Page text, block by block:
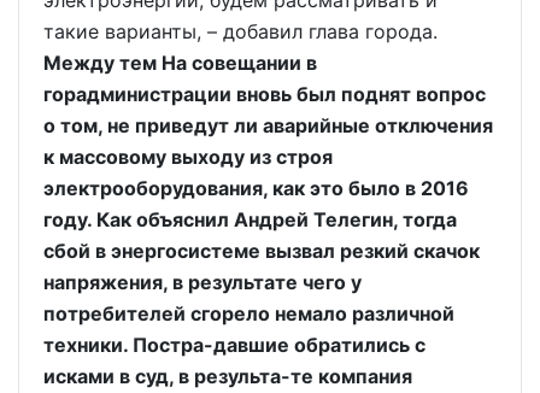
такие варианты, – добавил глава города.
Между тем На совещании в
горадминистрации вновь был поднят вопрос
о том, не приведут ли аварийные отключения
к массовому выходу из строя
электрооборудования, как это было в 2016
году. Как объяснил Андрей Телегин, тогда
сбой в энергосистеме вызвал резкий скачок
напряжения, в результате чего у
потребителей сгорело немало различной
техники. Постра-давшие обратились с
исками в суд, в результа-те компания